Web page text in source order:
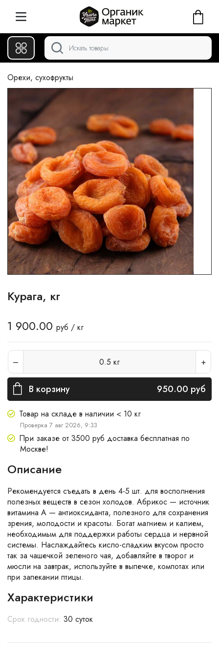
Орехи, сухофрукты
Курага, кг
1 900.00 руб / кг
0.5 кг
В корзину 950.00 руб
Товар на складе в наличии < 10 кг
Проверка 7 авг 2026, 9:33
При заказе от 3500 руб доставка бесплатная по
Москве!
Описание
Рекомендуется съедать в день 4-5 шт. для восполнения
полезных веществ в сезон холодов. Абрикос — источник
витамина А — антиоксиданта, полезного для сохранения
зрения, молодости и красоты. Богат магнием и калием,
необходимым для поддержки работы сердца и нервной
системы. Наслаждайтесь кисло-сладким вкусом просто
так за чашечкой зеленого чая, добавляйте в творог и
мюсли на завтрак, используйте в выпечке, компотах или
при запекании птицы.
Характеристики
Срок годности: 30 суток